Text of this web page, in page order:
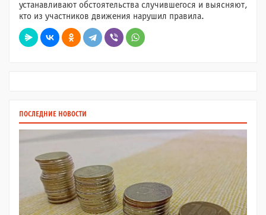
устанавливают обстоятельства случившегося и выясняют,
кто из участников движения нарушил правила.
ПОСЛЕДНИЕ НОВОСТИ